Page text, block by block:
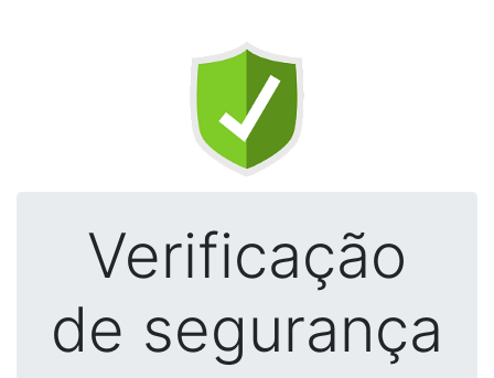
Verificação
de segurança